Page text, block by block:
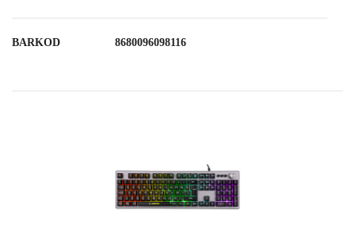
BARKOD 8680096098116